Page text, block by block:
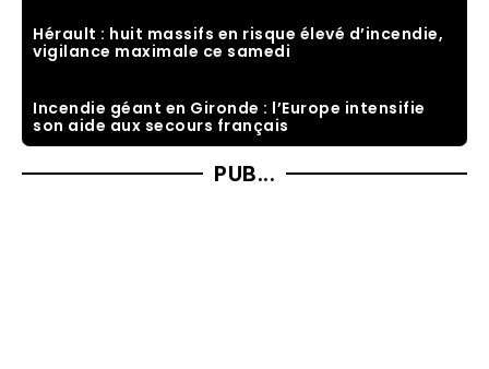
Hérault : huit massifs en risque élevé d’incendie,
vigilance maximale ce samedi
Incendie géant en Gironde : l’Europe intensifie
son aide aux secours français
PUB...